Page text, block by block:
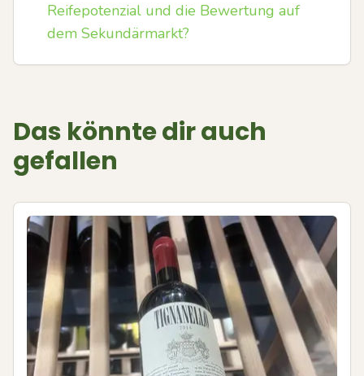
Reifepotenzial und die Bewertung auf
dem Sekundärmarkt?
Das könnte dir auch
gefallen